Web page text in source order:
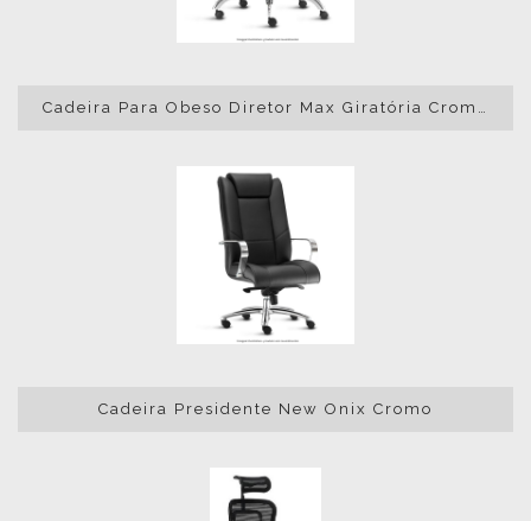
Cadeira Para Obeso Diretor Max Giratória Cromada
Cadeira Presidente New Onix Cromo